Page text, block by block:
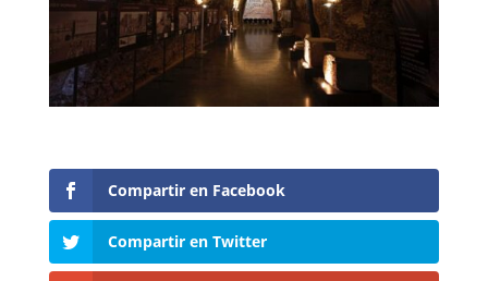
Compartir en Facebook
Compartir en Twitter